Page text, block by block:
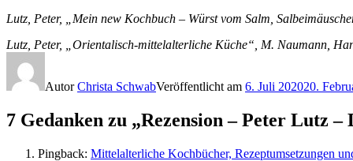
Lutz, Peter, „Mein new Kochbuch – Würst vom Salm,
Lutz, Peter, „Orientalisch-mittelalterliche Küche“, M. Naumann,
AutorChrista SchwabVeröffentlicht am 6. Juli 202020.
7 Gedanken zu „Rezension – Peter Lutz
Pingback: Mittelalterliche Kochbücher, Rezeptumsetzungen